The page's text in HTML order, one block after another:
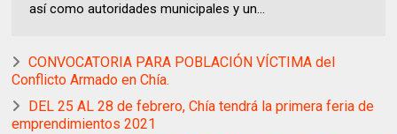
así como autoridades municipales y un...
CONVOCATORIA PARA POBLACIÓN VÍCTIMA del
Conflicto Armado en Chía.
DEL 25 AL 28 de febrero, Chía tendrá la primera feria de
emprendimientos 2021